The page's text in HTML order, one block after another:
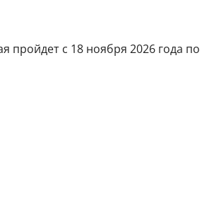
пройдет с 18 ноября 2026 года